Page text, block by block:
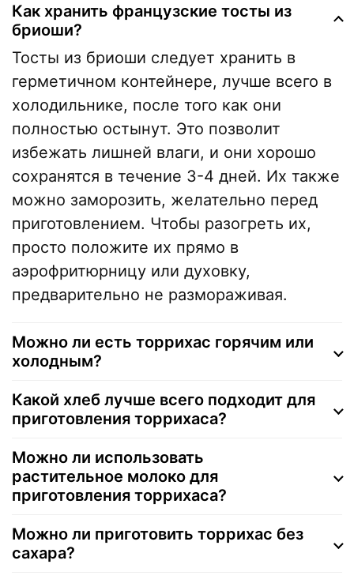
Как хранить французские тосты из
бриоши?
Тосты из бриоши следует хранить в
герметичном контейнере, лучше всего в
холодильнике, после того как они
полностью остынут. Это позволит
избежать лишней влаги, и они хорошо
сохранятся в течение 3-4 дней. Их также
можно заморозить, желательно перед
приготовлением. Чтобы разогреть их,
просто положите их прямо в
аэрофритюрницу или духовку,
предварительно не размораживая.
Можно ли есть торрихас горячим или
холодным?
Какой хлеб лучше всего подходит для
приготовления торрихаса?
Можно ли использовать
растительное молоко для
приготовления торрихаса?
Можно ли приготовить торрихас без
сахара?